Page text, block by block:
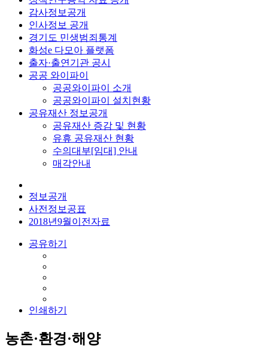
감사정보공개
인사정보 공개
경기도 민생범죄통계
화성e 다모아 플랫폼
출자·출연기관 공시
공공 와이파이
공공와이파이 소개
공공와이파이 설치현황
공유재산 정보공개
공유재산 증감 및 현황
유휴 공유재산 현황
수의대부[임대] 안내
매각안내
정보공개
사전정보공표
2018년9월이전자료
공유하기
인쇄하기
농촌·환경·해양